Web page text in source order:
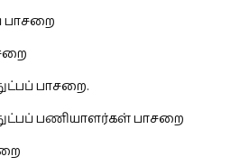
பாசறை
பாசறை.
பணியாளர்கள் பாசறை